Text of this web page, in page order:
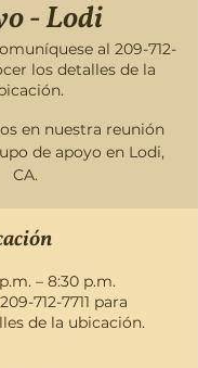
- Lodi
al 209-712-
los detalles de la
en nuestra reunión
de apoyo en Lodi,
CA.
– 8:30 p.m.
712-7711 para
de la ubicación.